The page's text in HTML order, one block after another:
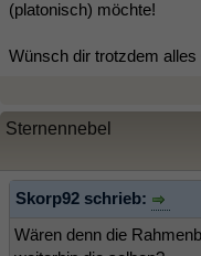
(platonisch) möchte!
Wünsch dir trotzdem
Sternennebel
Skorp92 schrieb:
Wären denn die